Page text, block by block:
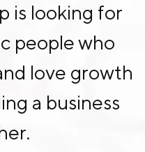
is looking for
people who
love growth
a business